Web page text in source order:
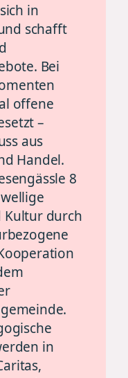
in
schafft
Bei
offene
–
aus
Handel.
8
Kultur durch
in